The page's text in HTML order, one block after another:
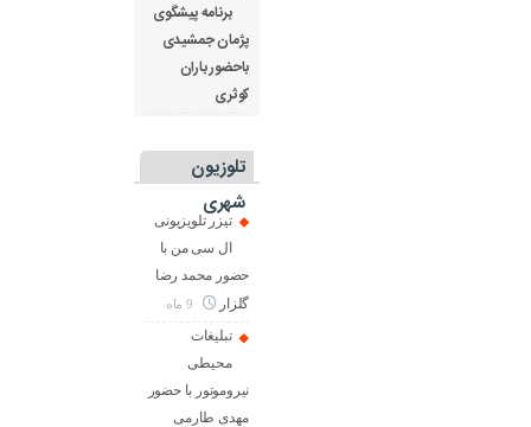
برنامه پیشگوی
پژمان جمشیدی
باحضور باران
کوثری
تلوزیون
شهری
تیزر تلویزیونی
ال سی من با
حضور محمد رضا
گلزار
تبلیغات
محیطی
نیروموتور با حضور
مهدی طارمی